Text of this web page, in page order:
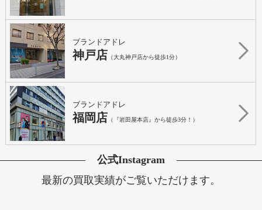
ブランドアドレ
神戸店 （大丸神戸店から徒歩1分）
ブランドアドレ
福岡店 （『岩田屋本店』から徒歩3分！）
公式Instagram
最新の買取実績がご覧いただけます。